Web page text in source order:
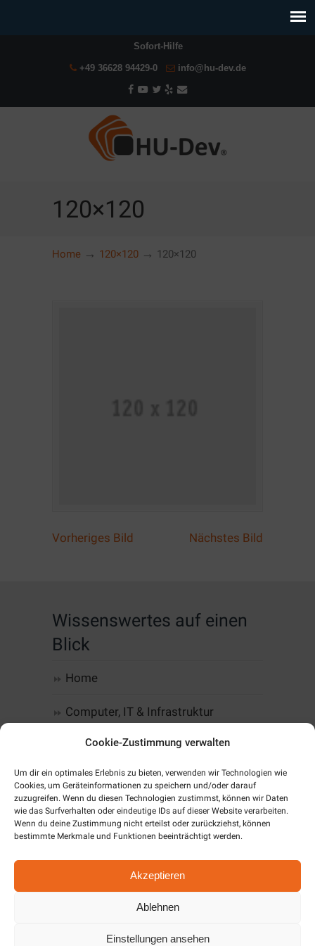
Cookie-Zustimmung verwalten
Um dir ein optimales Erlebnis zu bieten, verwenden wir Technologien wie
Cookies, um Geräteinformationen zu speichern und/oder darauf
zuzugreifen. Wenn du diesen Technologien zustimmst, können wir Daten
wie das Surfverhalten oder eindeutige IDs auf dieser Website verarbeiten.
Wenn du deine Zustimmung nicht erteilst oder zurückziehst, können
bestimmte Merkmale und Funktionen beeinträchtigt werden.
Akzeptieren
Ablehnen
Einstellungen ansehen
Sofort-Hilfe
+49 36628 94429-0 info@hu-dev.de
120×120
Home → 120×120 → 120×120
Vorheriges Bild Nächstes Bild
Wissenswertes auf einen
Blick
Home
Computer, IT & Infrastruktur
Web-Design & Hosting
Kommunikation
Software
Unternehmen
Cookie-Richtlinie (EU)